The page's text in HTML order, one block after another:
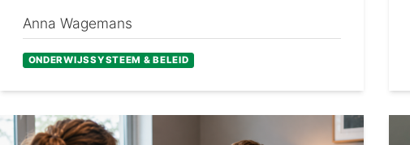
Anna Wagemans
ONDERWIJSSYSTEEM & BELEID